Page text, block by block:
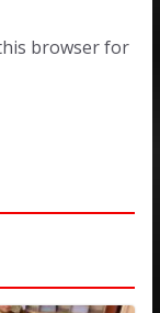
browser for